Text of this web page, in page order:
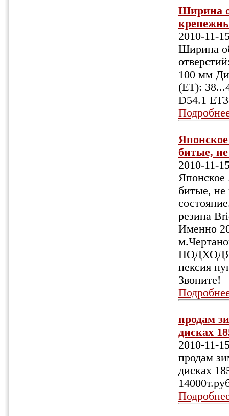
Ширина
2010-11-
Ширина
100 мм
(ET):
D54.1
битые,
2010-11-
Японское
битые, не
резина
Именно
нексия
Звоните!
продам
дисках
2010-11-
продам
дисках